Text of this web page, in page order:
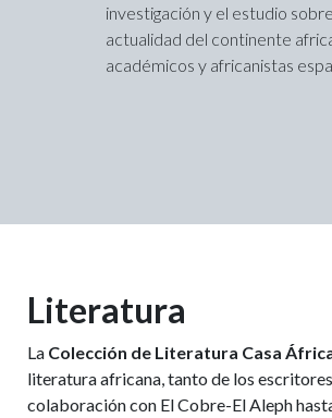
investigación y el estudio
actualidad del continente
académicos y africanistas
Literatura
La Colección de Literatura Casa
literatura africana, tanto de los
colaboración con El Cobre-El Aleph